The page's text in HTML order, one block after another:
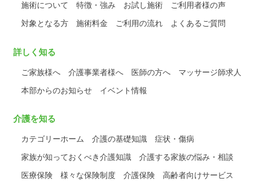
施術について 特徴・強み お試し施術
ご利用者様の声
対象となる方
施術料金 ご利用の流れ よくあるご質問
詳しく知る
ご家族様へ 介護事業者様へ 医師の方へ
マッサージ師求人
本部からのお知らせ
イベント情報
介護を知る
カテゴリーホーム 介護の基礎知識
症状・傷病
家族が知っておくべき介護知識
介護する家族の悩み・相談
医療保険
様々な保険制度 介護保険
高齢者向けサービス